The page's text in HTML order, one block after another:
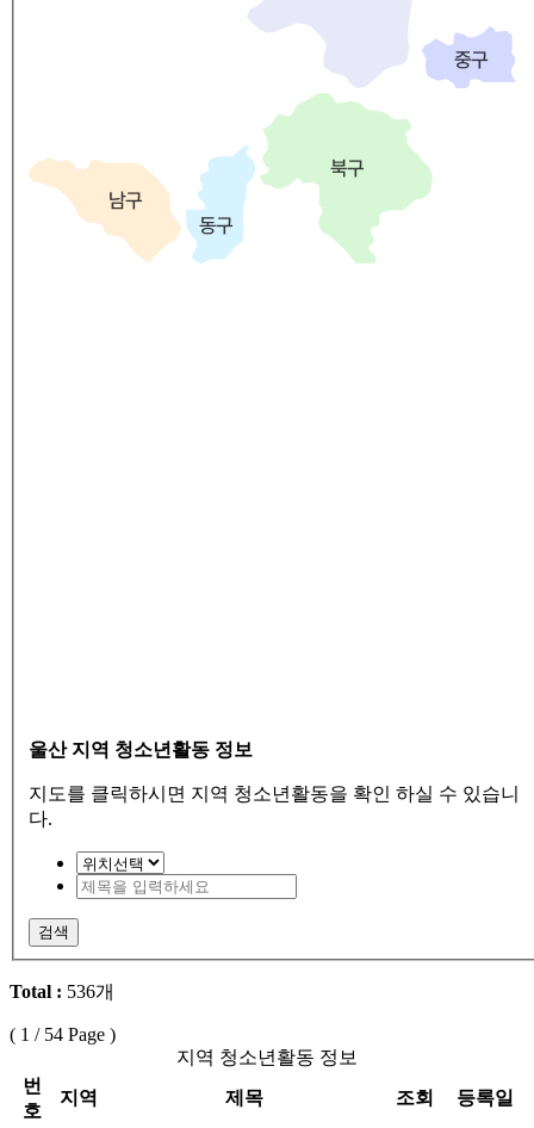
울산 지역 청소년활동 정보
지도를 클릭하시면 지역 청소년활동을 확인 하실 수 있습니
다.
검색
Total : 536개
( 1 / 54 Page )
지역 청소년활동 정보
번
호
지역 제목 조회 등록일